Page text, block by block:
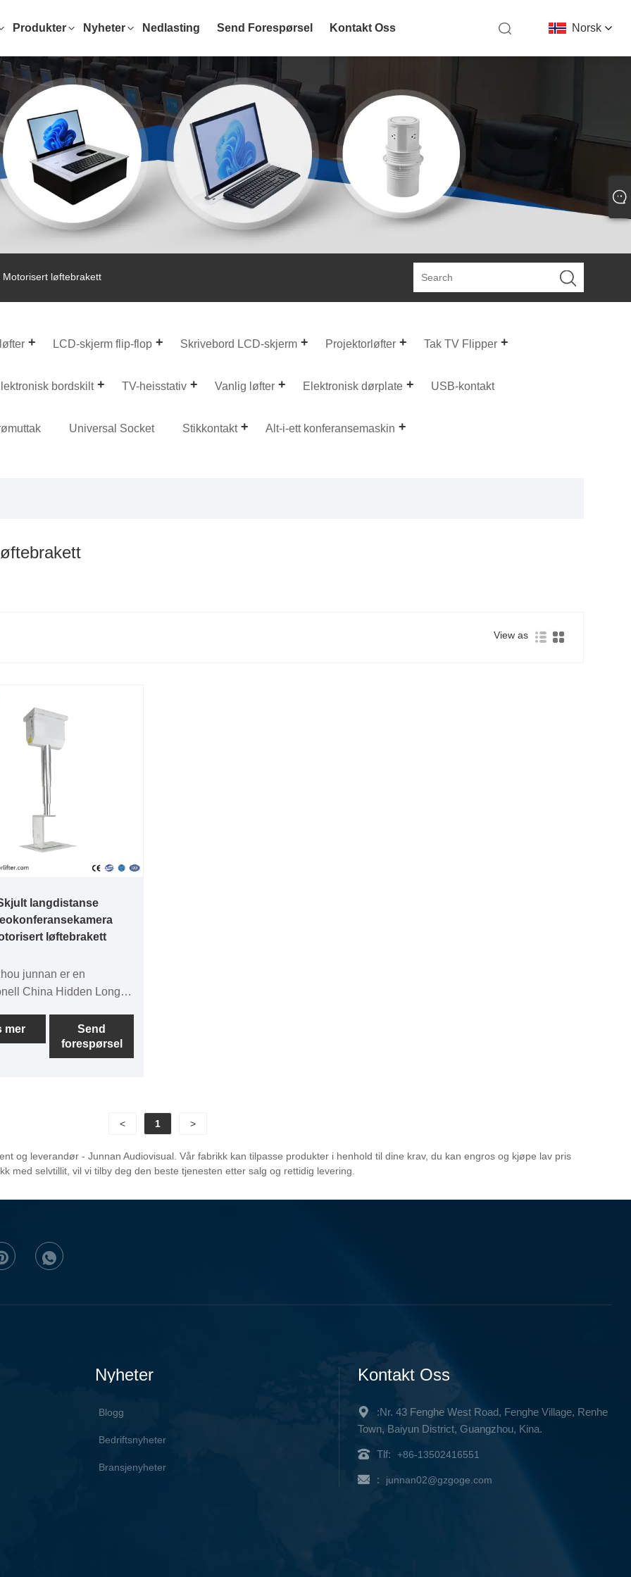
Norsk‎
Produkter Nyheter Nedlasting Send Forespørsel Kontakt Oss
løftebrakett
LCD-skjerm flip-flop Skrivebord LCD-skjerm Projektorløfter Tak TV Flipper
bordskilt TV-heisstativ Vanlig løfter Elektronisk dørplate USB-kontakt
Universal Socket Stikkontakt Alt-i-ett konferansemaskin
View as
langdistanse
løftebrakett
junnan er en
China Hidden Long
Lifting Bracket-
Motekameraløfter
hovedsakelig i store
integrert
kobling av flere
å plassere kameraer
mer
Send
forespørsel
< 1 >
og leverandør - Junnan Audiovisual. Vår fabrikk kan tilpasse produkter i henhold til dine krav, du kan engros og kjøpe lav pris
med selvtillit, vil vi tilby deg den beste tjenesten etter salg og rettidig levering.
Nyheter
Blogg
Bedriftsnyheter
Bransjenyheter
Kontakt Oss
:Nr. 43 Fenghe West Road, Fenghe Village, Renhe
Town, Baiyun District, Guangzhou, Kina.
Tlf: +86-13502416551
: junnan02@gzgoge.com